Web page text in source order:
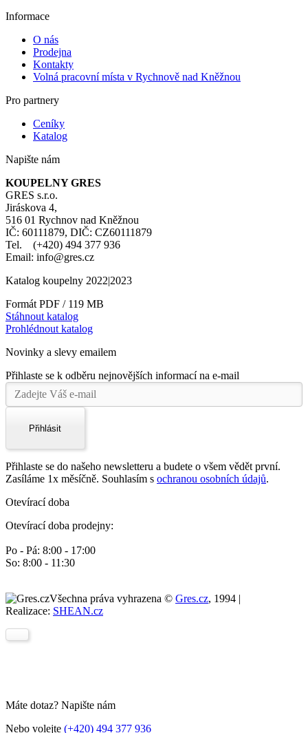
Informace
O nás
Prodejna
Kontakty
Volná pracovní místa v Rychnově nad Kněžnou
Pro partnery
Ceníky
Katalog
Napište nám
KOUPELNY GRES
GRES s.r.o.
Jiráskova 4,
516 01 Rychnov nad Kněžnou
IČ: 60111879, DIČ: CZ60111879
Tel. (+420) 494 377 936
Email: info@gres.cz
Katalog koupelny 2022|2023
Formát PDF / 119 MB
Stáhnout katalog
Prohlédnout katalog
Novinky a slevy emailem
Přihlaste se k odběru nejnovějších informací na e-mail
Přihlásit
Přihlaste se do našeho newsletteru a budete o všem vědět první.
Zasíláme 1x měsíčně. Souhlasím s ochranou osobních údajů.
Otevírací doba
Otevírací doba prodejny:
Po - Pá: 8:00 - 17:00
So: 8:00 - 11:30
Všechna práva vyhrazena © Gres.cz, 1994 |
Realizace: SHEAN.cz
Máte dotaz? Napište nám
Nebo volejte (+420) 494 377 936